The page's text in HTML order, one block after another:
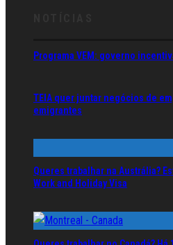
Programa VEM: governo
TEIA quer juntar negócios de
emigrantes
Queres trabalhar na Austrália?
Work and Holiday Visa